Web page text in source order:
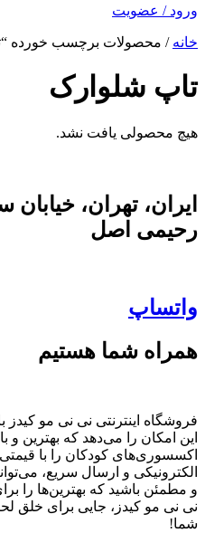
ورود / عضویت
خانه / محصولات برچسب خورده
تاپ شلوارک
هیچ محصولی یافت نشد.
ایران، تهران، خیابان
رحیمی اصل
واتساپ
همراه شما هستیم
این امکان را می‌دهد که بهترین و
اکسسوری‌های کودکان را با قیمتی
الکترونیکی و ارسال سریع،
و مطمئن باشید که بهترین‌ها را
نی نی مو کیدز، جایی برای خلق
شما!